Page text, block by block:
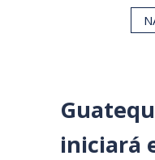
iniciará